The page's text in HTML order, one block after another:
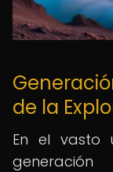
de la
En el vasto